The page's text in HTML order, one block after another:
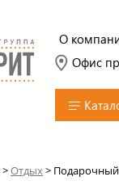
О
Офис
>Отдых> Подарочный